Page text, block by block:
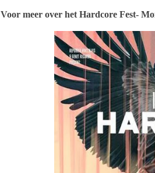
Voor meer over het Hardcore Fest-